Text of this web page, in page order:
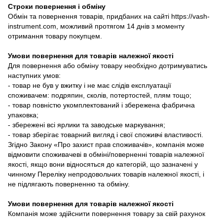
Строки повернення і обміну
Обмін та повернення товарів, придбаних на сайті https://vash-
instrument.com, можливий протягом 14 днів з моменту
отримання товару покупцем.
Умови повернення для товарів належної якості
Для повернення або обміну товару необхідно дотримуватись
наступних умов:
- товар не був у вжитку і не має слідів експлуатації
споживачем: подряпин, сколів, потертостей, плям тощо;
- товар повністю укомплектований і збережена фабрична
упаковка;
- збережені всі ярлики та заводське маркування;
- товар зберігає товарний вигляд і свої споживчі властивості.
Згідно Закону «Про захист прав споживачів», компанія може
відмовити споживачеві в обміні/поверненні товарів належної
якості, якщо вони відносяться до категорій, що зазначені у
чинному Переліку непродовольчих товарів належної якості, і
не підлягають поверненню та обміну.
Умови повернення для товарів належної якості
Компанія може здійснити повернення товару за свій рахунок